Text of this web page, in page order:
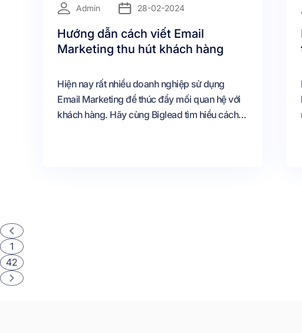
Admin 28-02-2024
Hướng dẫn cách viết Email
Marketing thu hút khách hàng
Hiện nay rất nhiều doanh nghiệp sử dụng
Email Marketing để thúc đẩy mối quan hệ với
khách hàng. Hãy cùng Biglead tìm hiểu cách
1
42